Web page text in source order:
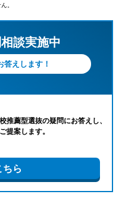
。
談実施中
えします！
推薦型選抜の疑問にお答えし、
提案します。
ら